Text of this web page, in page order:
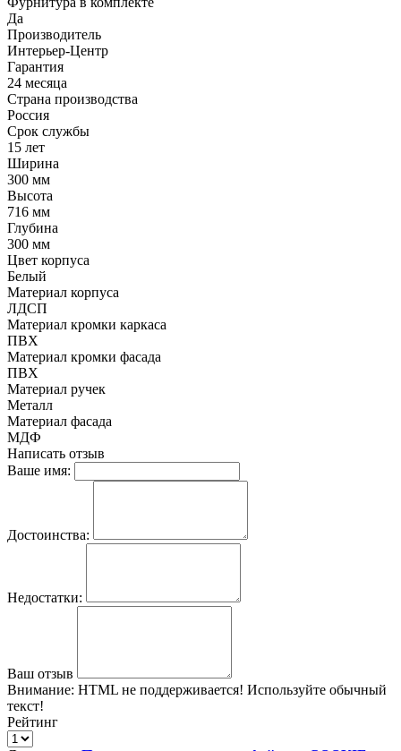
Да
Производитель
Интерьер-Центр
Гарантия
24 месяца
Страна производства
Россия
Срок службы
15 лет
Ширина
300 мм
Высота
716 мм
Глубина
300 мм
Цвет корпуса
Белый
Материал корпуса
ЛДСП
Материал кромки каркаса
ПВХ
Материал кромки фасада
ПВХ
Материал ручек
Металл
Материал фасада
МДФ
Написать отзыв
Ваше имя:
Достоинства:
Недостатки:
Ваш отзыв
Внимание: HTML не поддерживается! Используйте обычный
текст!
Рейтинг